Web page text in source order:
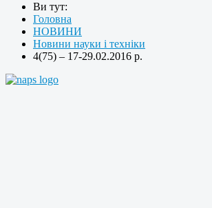
Ви тут:
Головна
НОВИНИ
Новини науки і техніки
4(75) – 17-29.02.2016 р.